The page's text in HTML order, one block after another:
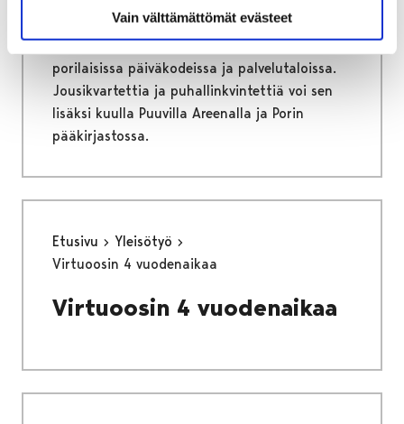
Vain välttämättömät evästeet
Porin kaupunginorkesterin pienryhmät
vierailevat tämän ja ensi viikon aikana
porilaisissa päiväkodeissa ja palvelutaloissa.
Jousikvartettia ja puhallinkvintettiä voi sen
lisäksi kuulla Puuvilla Areenalla ja Porin
pääkirjastossa.
Etusivu
Yleisötyö
Virtuoosin 4 vuodenaikaa
Virtuoosin 4 vuodenaikaa